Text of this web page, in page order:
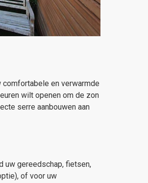
comfortabele en verwarmde
wilt openen om de zon
serre aanbouwen aan
uw gereedschap, fietsen,
of voor uw